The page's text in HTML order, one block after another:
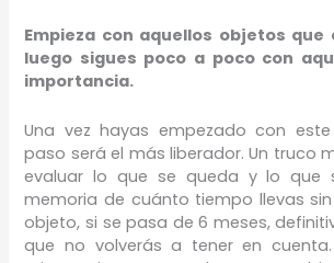
Empieza con aquellos objetos que
luego sigues poco a poco con
importancia.
Una vez hayas empezado con este
paso será el más liberador. Un truco
evaluar lo que se queda y lo que
memoria de cuánto tiempo llevas
objeto, si se pasa de 6 meses,
que no volverás a tener en